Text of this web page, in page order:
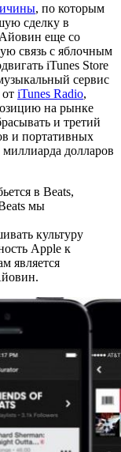
, по которым
сделку в
еще со
связь с яблочным
iTunes Store
сервис
iTunes Radio,
на рынке
и третий
и портативных
долларов
в Beats,
мы
культуру
Apple к
является